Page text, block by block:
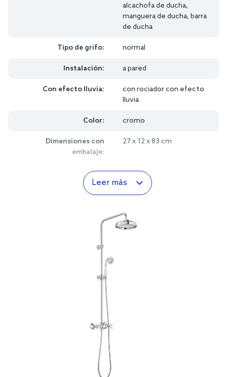
alcachofa de ducha,
manguera de ducha, barra
de ducha
Tipo de grifo: normal
Instalación: a pared
Con efecto lluvia:
con rociador con efecto
lluvia
Color: cromo
Dimensiones con
embalaje:
27 x 12 x 83 cm
Leer más